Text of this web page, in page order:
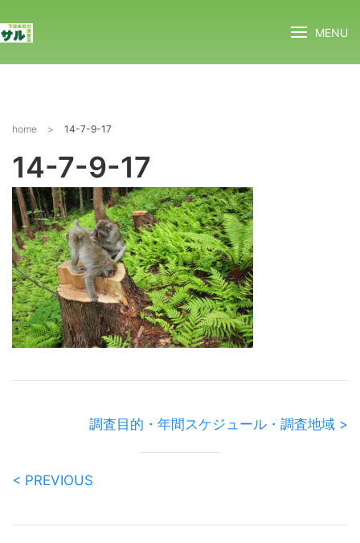
MENU
home > 14-7-9-17
14-7-9-17
調査目的・年間スケジュール・調査地域 >
< PREVIOUS